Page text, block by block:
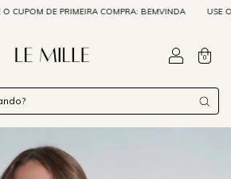
DE PRIMEIRA COMPRA: BEMVINDA USE O
0